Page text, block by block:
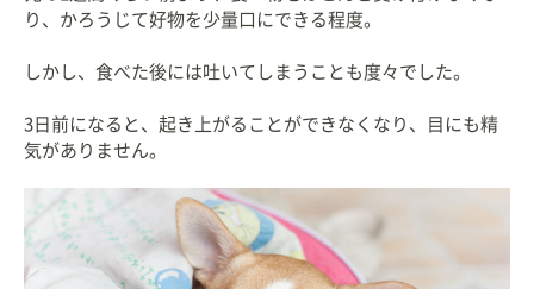
り、かろうじて好物を少量口にできる程度。
しかし、食べた後には吐いてしまうことも度々でした。
3日前になると、起き上がることができなくなり、目にも精
気がありません。